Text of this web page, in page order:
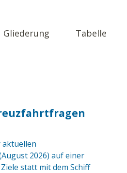
Gliederung Tabelle
2026) auf einer
statt mit dem Schiff